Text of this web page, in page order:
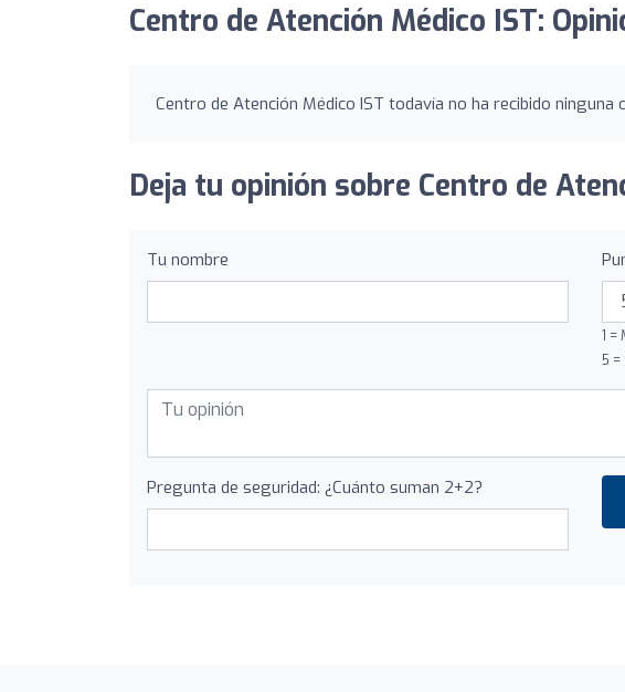
Centro de Atención Médico IST:
Centro de Atención Médico IST todavía no ha recibido ninguna
Deja tu opinión sobre Centro de
Tu nombre
1 =
5 =
Pregunta de seguridad: ¿Cuánto suman 2+2?